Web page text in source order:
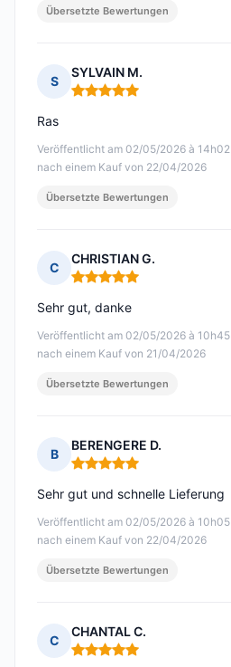
Übersetzte Bewertungen
S
SYLVAIN M.
Hinweis: 5 von 5
Veröffentlicht am 02/05/2026 à 14h02
nach einem Kauf von 22/04/2026
Ras
Übersetzte Bewertungen
C
CHRISTIAN G.
Hinweis: 5 von 5
Veröffentlicht am 02/05/2026 à 10h45
nach einem Kauf von 21/04/2026
Sehr gut, danke
Übersetzte Bewertungen
B
BERENGERE D.
Hinweis: 5 von 5
Veröffentlicht am 02/05/2026 à 10h05
nach einem Kauf von 22/04/2026
Sehr gut und schnelle Lieferung
Übersetzte Bewertungen
C
CHANTAL C.
Hinweis: 5 von 5